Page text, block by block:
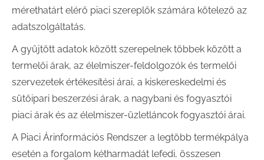
mérethatárt elérő piaci szereplők számára kötelező az
adatszolgáltatás.
A gyűjtött adatok között szerepelnek többek között a
termelői árak, az élelmiszer-feldolgozók és termelői
szervezetek értékesítési árai, a kiskereskedelmi és
sütőipari beszerzési árak, a nagybani és fogyasztói
piaci árak és az élelmiszer-üzletláncok fogyasztói árai.
A Piaci Árinformációs Rendszer a legtöbb termékpálya
esetén a forgalom kétharmadát lefedi, összesen